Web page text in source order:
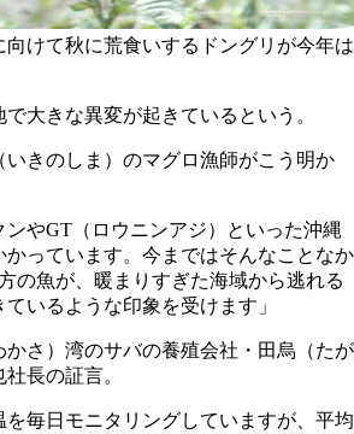
けて秋に荒食いするドングリが今年は
大きな異変が起きているという。
いきのしま）のマグロ漁師がこう明か
ンやGT（ロウニンアジ）といった沖縄
っています。今まではそんなことなか
の魚が、暖まりすぎた海域から逃れる
いるような印象を受けます」
かさ）湾のサバの養殖会社・田烏（たが
長の証言。
を毎日モニタリングしていますが、平均